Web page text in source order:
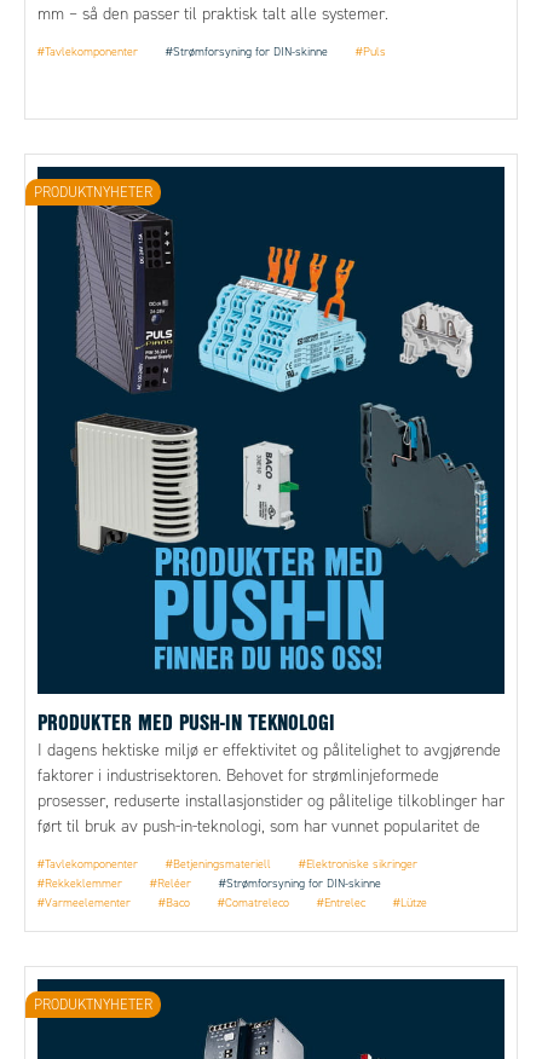
mm – så den passer til praktisk talt alle systemer.
#Tavlekomponenter #Strømforsyning for DIN-skinne #Puls
PRODUKTER MED PUSH-IN TEKNOLOGI
I dagens hektiske miljø er effektivitet og pålitelighet to avgjørende
faktorer i industrisektoren. Behovet for strømlinjeformede
prosesser, reduserte installasjonstider og pålitelige tilkoblinger har
ført til bruk av push-in-teknologi, som har vunnet popularitet de
#Tavlekomponenter #Betjeningsmateriell
#Elektroniske sikringer
#Rekkeklemmer
#Reléer
#Strømforsyning for DIN-skinne
#Varmeelementer
#Baco #Comatreleco #Entrelec
#Lütze
PRODUKTNYHETER
PRODUKTNYHETER